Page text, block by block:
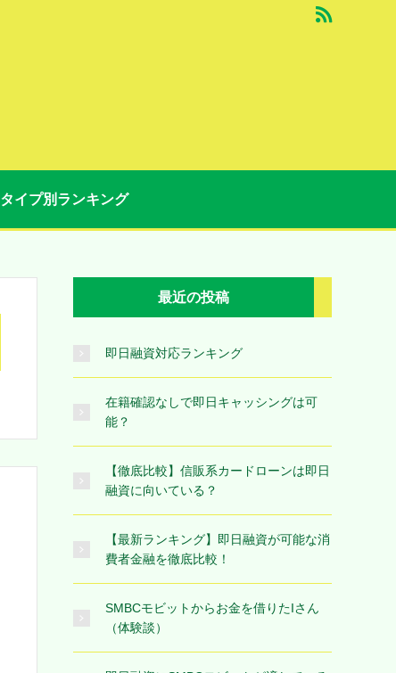
タイプ別ランキング
最近の投稿
即日融資対応ランキング
在籍確認なしで即日キャッシングは可
能？
【徹底比較】信販系カードローンは即日
融資に向いている？
【最新ランキング】即日融資が可能な消
費者金融を徹底比較！
SMBCモビットからお金を借りたIさん
（体験談）